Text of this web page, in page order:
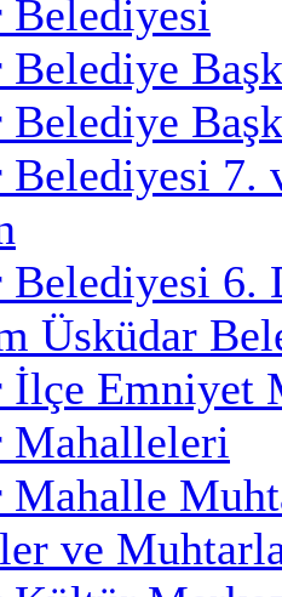
Belediyesi
Belediyesi 7.
Belediyesi 6.
Üsküdar
İlçe Emniyet
Mahalleleri
Mahalle
ve